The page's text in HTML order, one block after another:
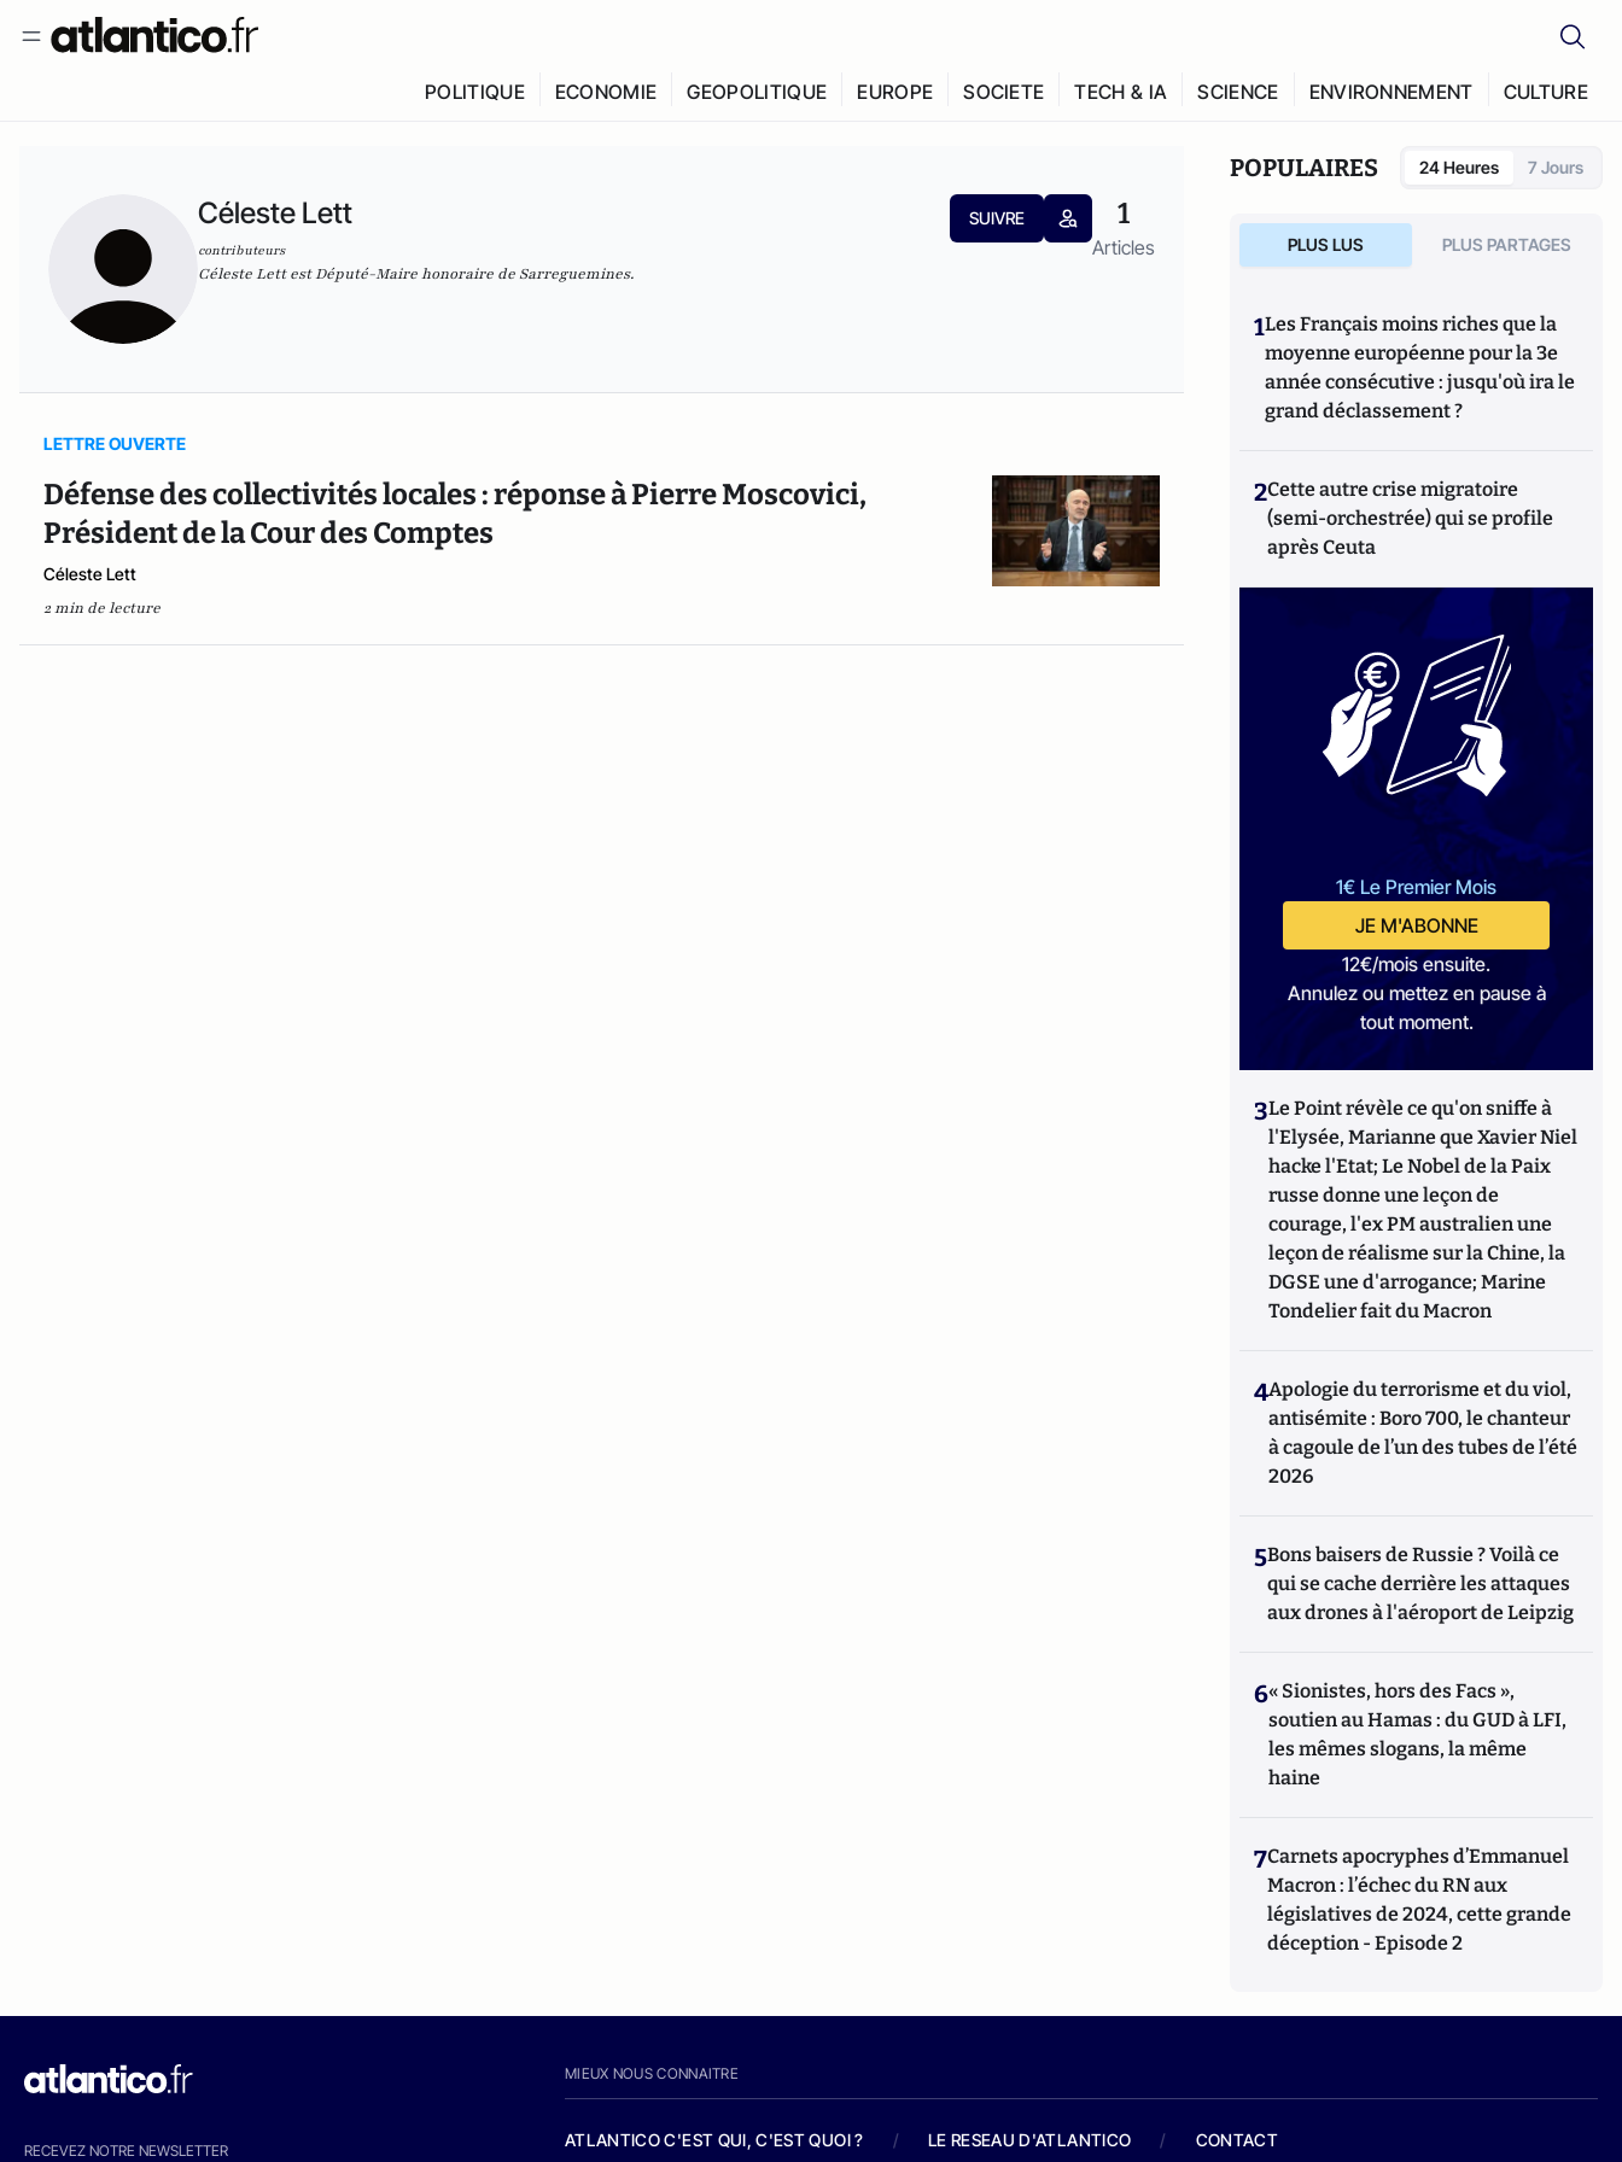
POLITIQUE ECONOMIE GEOPOLITIQUE EUROPE SOCIETE TECH & IA SCIENCE ENVIRONNEMENT CULTURE
Céleste Lett
contributeurs
SUIVRE 1
Articles
Céleste Lett est Député-Maire honoraire de Sarreguemines.
LETTRE OUVERTE
Défense des collectivités locales : réponse à Pierre Moscovici,
Président de la Cour des Comptes
Céleste Lett
2 min de lecture
POPULAIRES 24 Heures 7 Jours
PLUS LUS PLUS PARTAGES
1Les Français moins riches que la
moyenne européenne pour la 3e
année consécutive : jusqu'où ira le
grand déclassement ?
2Cette autre crise migratoire
(semi-orchestrée) qui se profile
après Ceuta
1€ Le Premier Mois
JE M'ABONNE
12€/mois ensuite.
Annulez ou mettez en pause à
tout moment.
3Le Point révèle ce qu'on sniffe à
l'Elysée, Marianne que Xavier Niel
hacke l'Etat; Le Nobel de la Paix
russe donne une leçon de
courage, l'ex PM australien une
leçon de réalisme sur la Chine, la
DGSE une d'arrogance; Marine
Tondelier fait du Macron
4Apologie du terrorisme et du viol,
antisémite : Boro 700, le chanteur
à cagoule de l’un des tubes de l’été
2026
5Bons baisers de Russie ? Voilà ce
qui se cache derrière les attaques
aux drones à l'aéroport de Leipzig
6« Sionistes, hors des Facs »,
soutien au Hamas : du GUD à LFI,
les mêmes slogans, la même
haine
7Carnets apocryphes d’Emmanuel
Macron : l’échec du RN aux
législatives de 2024, cette grande
déception - Episode 2
RECEVEZ NOTRE NEWSLETTER
MIEUX NOUS CONNAITRE
ATLANTICO C'EST QUI, C'EST QUOI ? / LE RESEAU D'ATLANTICO / CONTACT